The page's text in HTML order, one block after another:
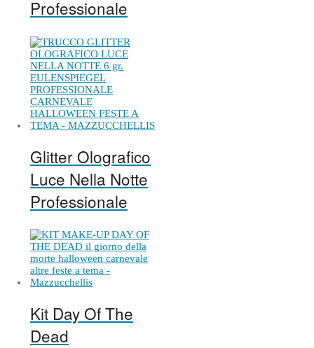
Professionale
Glitter Olografico
Luce Nella Notte
Professionale
Kit Day Of The
Dead